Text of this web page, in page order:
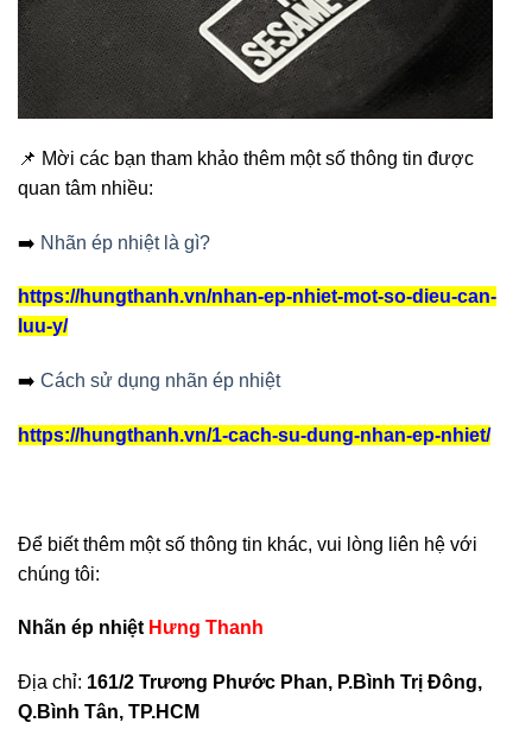
📌 Mời các bạn tham khảo thêm một số thông tin được
quan tâm nhiều:
➡️ Nhãn ép nhiệt là gì?
https://hungthanh.vn/nhan-ep-nhiet-mot-so-dieu-can-
luu-y/
➡️ Cách sử dụng nhãn ép nhiệt
https://hungthanh.vn/1-cach-su-dung-nhan-ep-nhiet/
Để biết thêm một số thông tin khác, vui lòng liên hệ với
chúng tôi:
Nhãn ép nhiệt Hưng Thanh
Địa chỉ: 161/2 Trương Phước Phan, P.Bình Trị Đông,
Q.Bình Tân, TP.HCM